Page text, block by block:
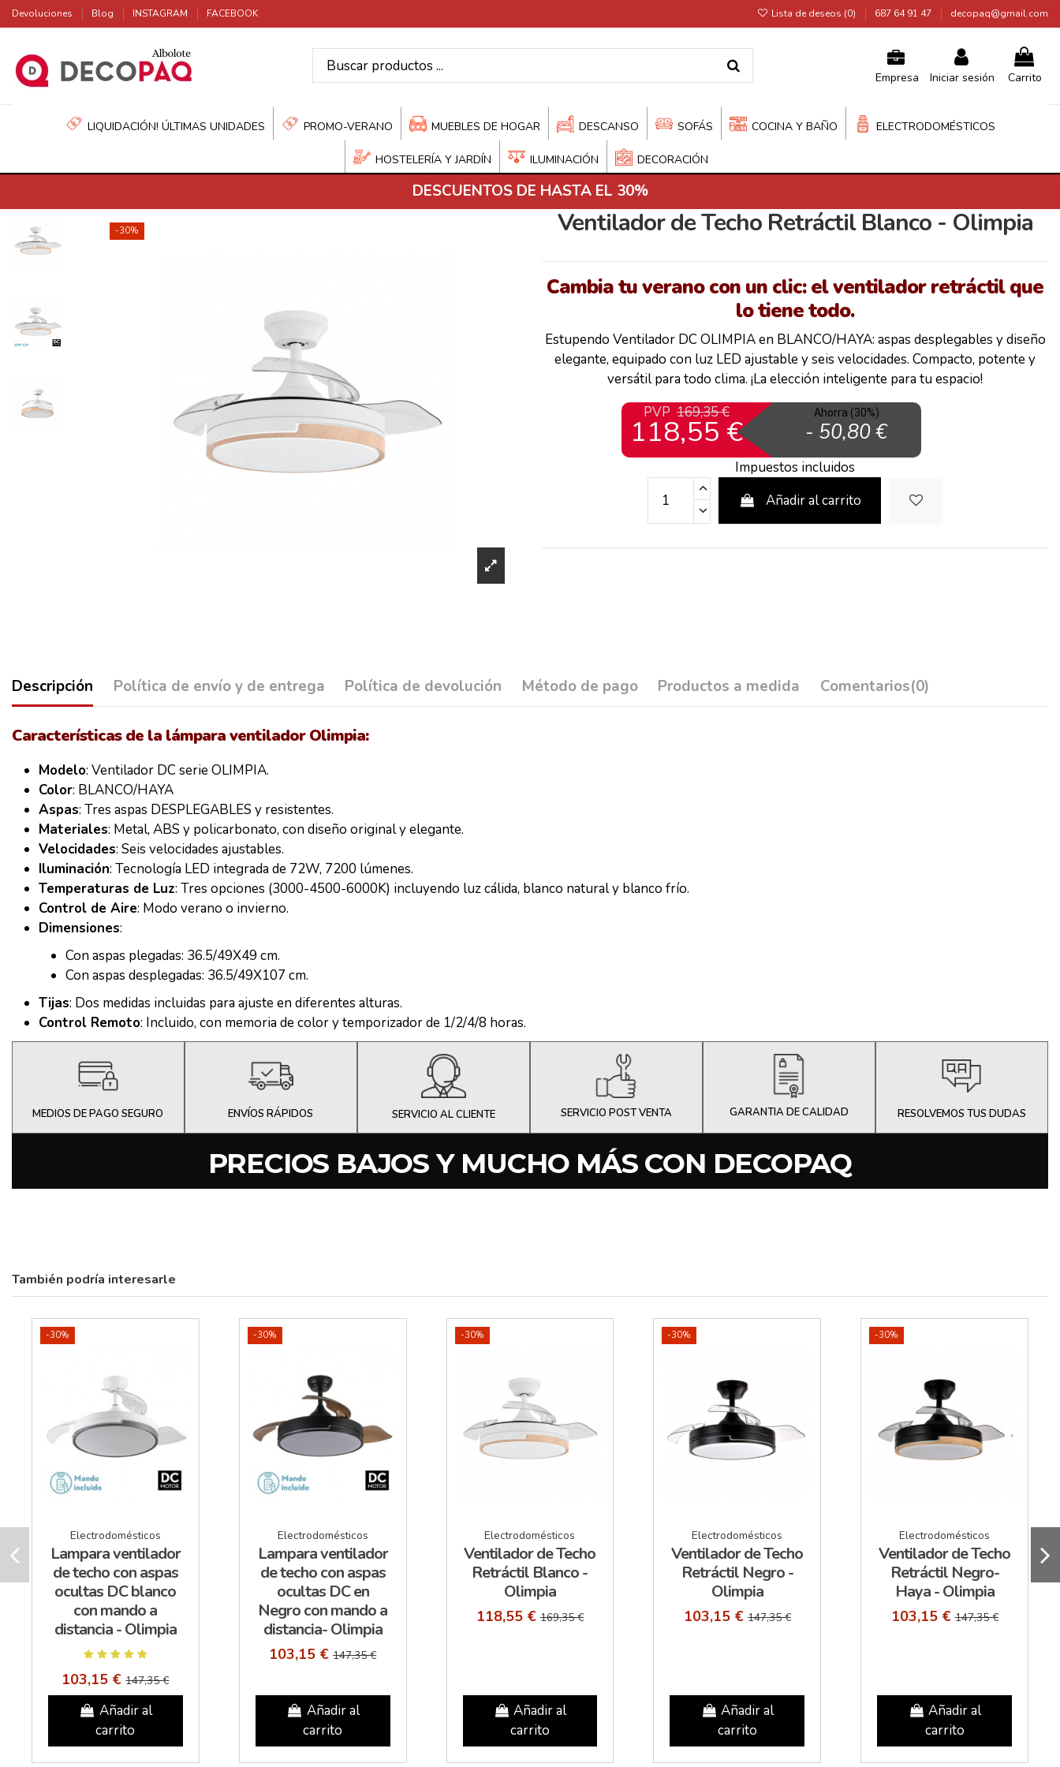
Devoluciones Blog INSTAGRAM FACEBOOK Lista de deseos (0) 687 64 91 47 decopaq@gmail.com
Empresa Iniciar sesión Carrito
LIQUIDACIÓN! ÚLTIMAS UNIDADES PROMO-VERANO MUEBLES DE HOGAR DESCANSO SOFÁS COCINA Y BAÑO ELECTRODOMÉSTICOS
HOSTELERÍA Y JARDÍN ILUMINACIÓN DECORACIÓN
DESCUENTOS DE HASTA EL 30%
-30% Ventilador de Techo Retráctil Blanco - Olimpia
Cambia tu verano con un clic: el ventilador retráctil que
lo tiene todo.
Estupendo Ventilador DC OLIMPIA en BLANCO/HAYA: aspas desplegables y diseño
elegante, equipado con luz LED ajustable y seis velocidades. Compacto, potente y
versátil para todo clima. ¡La elección inteligente para tu espacio!
PVP 169,35 €
118,55 €
Ahorra (30%)
- 50,80 €
Impuestos incluidos
Añadir al carrito
Descripción Política de envío y de entrega Política de devolución Método de pago Productos a medida Comentarios(0)
Características de la lámpara ventilador Olimpia:
Modelo: Ventilador DC serie OLIMPIA.
Color: BLANCO/HAYA
Aspas: Tres aspas DESPLEGABLES y resistentes.
Materiales: Metal, ABS y policarbonato, con diseño original y elegante.
Velocidades: Seis velocidades ajustables.
Iluminación: Tecnología LED integrada de 72W, 7200 lúmenes.
Temperaturas de Luz: Tres opciones (3000-4500-6000K) incluyendo luz cálida, blanco natural y blanco frío.
Control de Aire: Modo verano o invierno.
Dimensiones:
Con aspas plegadas: 36.5/49X49 cm.
Con aspas desplegadas: 36.5/49X107 cm.
Tijas: Dos medidas incluidas para ajuste en diferentes alturas.
Control Remoto: Incluido, con memoria de color y temporizador de 1/2/4/8 horas.
MEDIOS DE PAGO SEGURO ENVÍOS RÁPIDOS SERVICIO AL CLIENTE SERVICIO POST VENTA GARANTIA DE CALIDAD RESOLVEMOS TUS DUDAS
PRECIOS BAJOS Y MUCHO MÁS CON DECOPAQ
También podría interesarle
-30%
Electrodomésticos
Lampara ventilador
de techo con aspas
ocultas DC blanco
con mando a
distancia - Olimpia
103,15 €147,35 €
Añadir al
carrito
-30%
Electrodomésticos
Lampara ventilador
de techo con aspas
ocultas DC en
Negro con mando a
distancia- Olimpia
103,15 €147,35 €
Añadir al
carrito
-30%
Electrodomésticos
Ventilador de Techo
Retráctil Blanco -
Olimpia
118,55 € 169,35 €
Añadir al
carrito
-30%
Electrodomésticos
Ventilador de Techo
Retráctil Negro -
Olimpia
103,15 €147,35 €
Añadir al
carrito
-30%
Electrodomésticos
Ventilador de Techo
Retráctil Negro-
Haya - Olimpia
103,15 €147,35 €
Añadir al
carrito